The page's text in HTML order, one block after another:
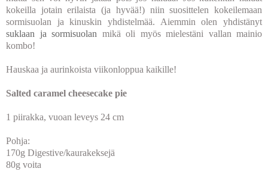
kokeilla jotain erilaista (ja hyvää!) niin suosittelen kokeilemaan
sormisuolan ja kinuskin yhdistelmää. Aiemmin olen yhdistänyt
suklaan ja sormisuolan mikä oli myös mielestäni vallan mainio
kombo!
Hauskaa ja aurinkoista viikonloppua kaikille!
Salted caramel cheesecake pie
1 piirakka, vuoan leveys 24 cm
Pohja:
170g Digestive/kaurakeksejä
80g voita